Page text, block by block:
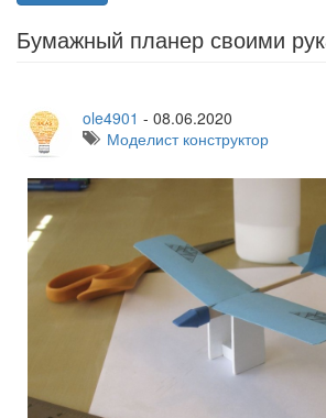
Бумажный планер своими
ole4901 - 08.06.2020
Моделист конструктор